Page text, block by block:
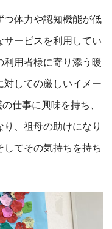
つ体力や認知機能が低
ービスを利用してい
利用者様に寄り添う暖
しての厳しいイメー
仕事に興味を持ち、
、祖母の助けになり
てその気持ちを持ち